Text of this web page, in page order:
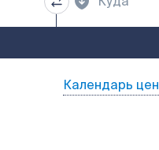
Календарь цен